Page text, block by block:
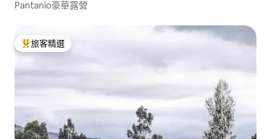
Pantanio豪華露營
旅客精選榜首
旅客精選